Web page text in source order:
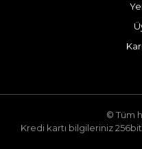
© Tüm
Kredi kartı bilgileriniz